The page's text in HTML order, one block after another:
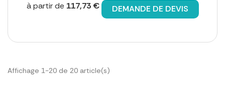
à partir de 117,73 € DEMANDE DE DEVIS
Affichage 1-20 de 20 article(s)